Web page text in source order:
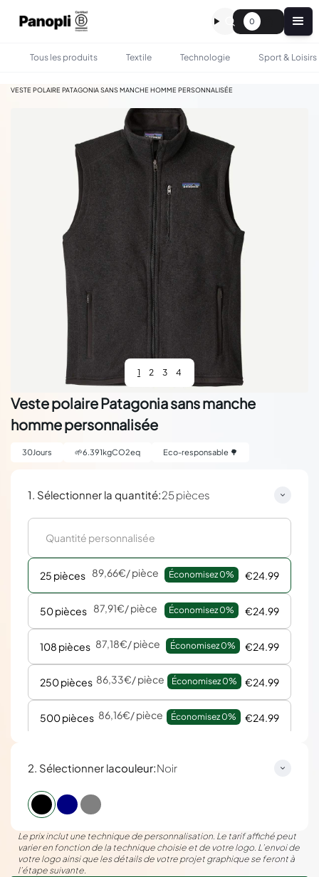
0
Tous les produits Textile Technologie Sport & Loisirs
VESTE POLAIRE PATAGONIA SANS MANCHE HOMME PERSONNALISÉE
1 2 3 4
Veste polaire Patagonia sans manche
homme personnalisée
30Jours 🌱6.391kgCO2eq Eco-responsable 🌳
1. Sélectionner la quantité:25 pièces
25 pièces 89,66€/ pièce Économisez 0% €24.99
50 pièces 87,91€/ pièce Économisez 0% €24.99
108 pièces 87,18€/ pièce Économisez 0% €24.99
250 pièces 86,33€/ pièce Économisez 0% €24.99
500 pièces 86,16€/ pièce Économisez 0% €24.99
2. Sélectionner lacouleur:Noir
Le prix inclut une technique de personnalisation. Le tarif affiché peut
varier en fonction de la technique choisie et de votre logo. L’envoi de
votre logo ainsi que les détails de votre projet graphique se feront à
l’étape suivante.